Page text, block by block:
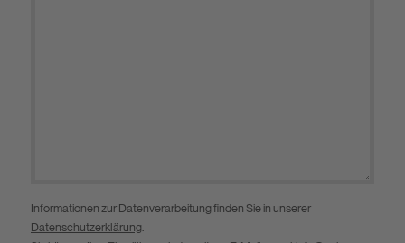
Informationen zur Datenverarbeitung finden Sie in unserer
Datenschutzerklärung.